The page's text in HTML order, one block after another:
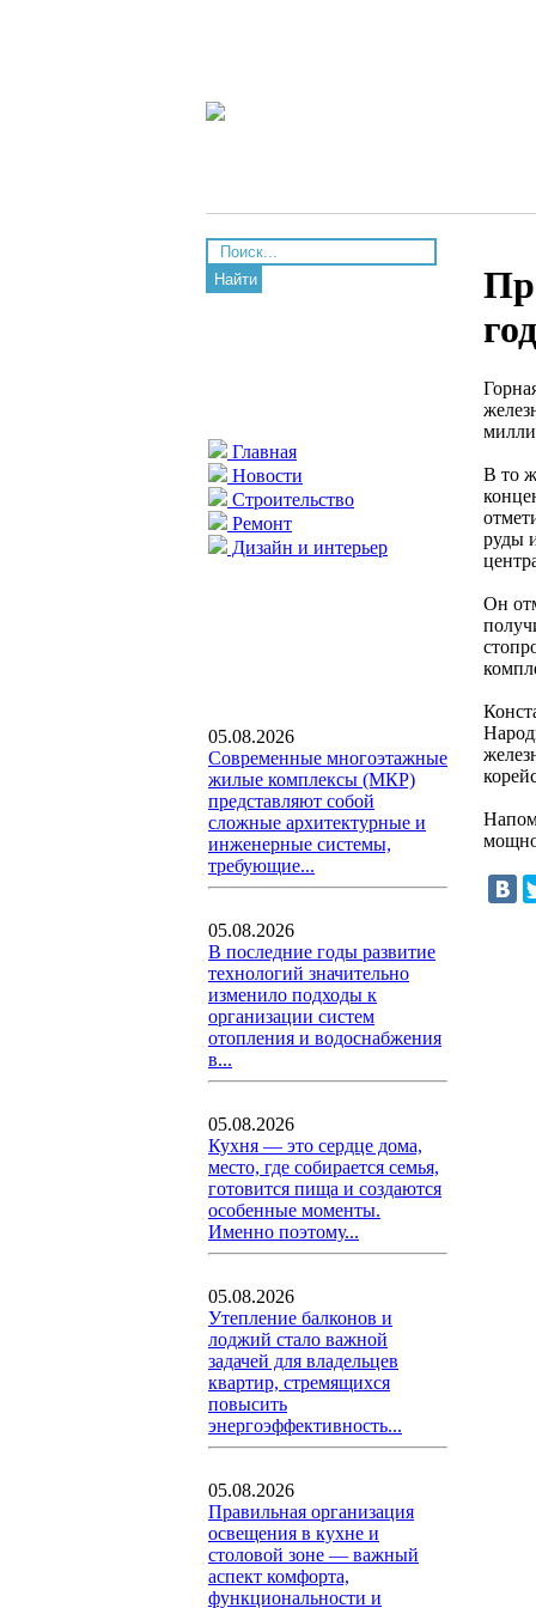
Найти
Главная
Новости
Строительство
Ремонт
Дизайн и интерьер
05.08.2026
Современные многоэтажные
жилые комплексы (МКР)
представляют собой
сложные архитектурные и
инженерные системы,
требующие...
05.08.2026
В последние годы развитие
технологий значительно
изменило подходы к
организации систем
отопления и водоснабжения
в...
05.08.2026
Кухня — это сердце дома,
место, где собирается семья,
готовится пища и создаются
особенные моменты.
Именно поэтому...
05.08.2026
Утепление балконов и
лоджий стало важной
задачей для владельцев
квартир, стремящихся
повысить
энергоэффективность...
05.08.2026
Правильная организация
освещения в кухне и
столовой зоне — важный
аспект комфорта,
функциональности и
В то
руды
Он